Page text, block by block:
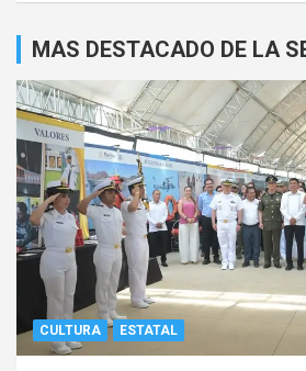
MAS DESTACADO DE LA
CULTURA ESTATAL